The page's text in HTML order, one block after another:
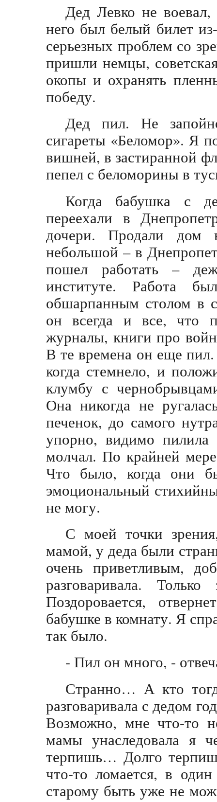
Дед Левко не
него был белый билет
серьезных проблем со
пришли немцы,
окопы и охранять
победу.
Дед пил. Не
сигареты «Беломор». Я
вишней, в застиранной
пепел с беломорины в
Когда бабушка с
переехали в
дочери. Продали дом
небольшой – в
пошел работать –
институте. Работа
обшарпанным столом в
он всегда и все, что
журналы, книги про
В те времена он еще
когда стемнело, и
клумбу с
Она никогда не
печенок, до самого
упорно, видимо
молчал. По крайней
Что было, когда они
эмоциональный
не могу.
С моей точки
мамой, у деда были
очень приветливым,
разговаривала. Только
Поздоровается,
бабушке в комнату. Я
так было.
- Пил он много, -
Странно… А кто
разговаривала с дедом
Возможно, мне что-то
мамы унаследовала я
терпишь… Долго
что-то ломается, в
старому быть уже не